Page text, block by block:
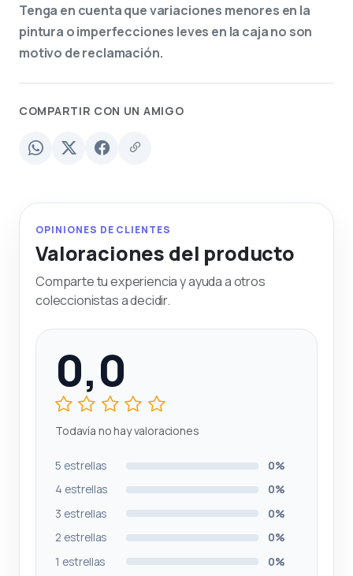
Tenga en cuenta que variaciones menores en la
pintura o imperfecciones leves en la caja no son
motivo de reclamación.
COMPARTIR CON UN AMIGO
OPINIONES DE CLIENTES
Valoraciones del producto
Comparte tu experiencia y ayuda a otros
coleccionistas a decidir.
0,0
Todavía no hay valoraciones
5 estrellas
0%
4 estrellas
0%
3 estrellas
0%
2 estrellas
0%
1 estrellas
0%